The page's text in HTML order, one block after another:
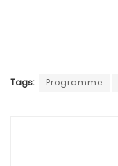
Tags: Programme